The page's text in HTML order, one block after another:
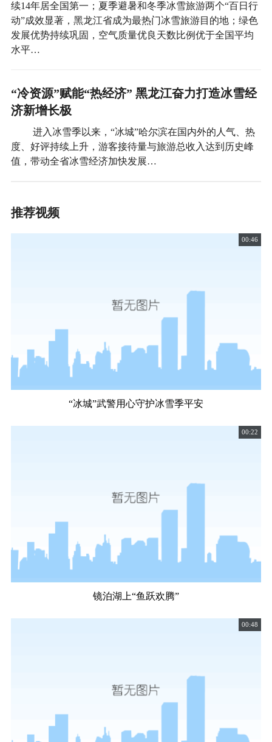
续14年居全国第一；夏季避暑和冬季冰雪旅游两个“百日行
动”成效显著，黑龙江省成为最热门冰雪旅游目的地；绿色
发展优势持续巩固，空气质量优良天数比例优于全国平均
水平…
“冷资源”赋能“热经济” 黑龙江奋力打造冰雪经
济新增长极
进入冰雪季以来，“冰城”哈尔滨在国内外的人气、热
度、好评持续上升，游客接待量与旅游总收入达到历史峰
值，带动全省冰雪经济加快发展…
推荐视频
“冰城”武警用心守护冰雪季平安
00:46
镜泊湖上“鱼跃欢腾”
00:22
00:48